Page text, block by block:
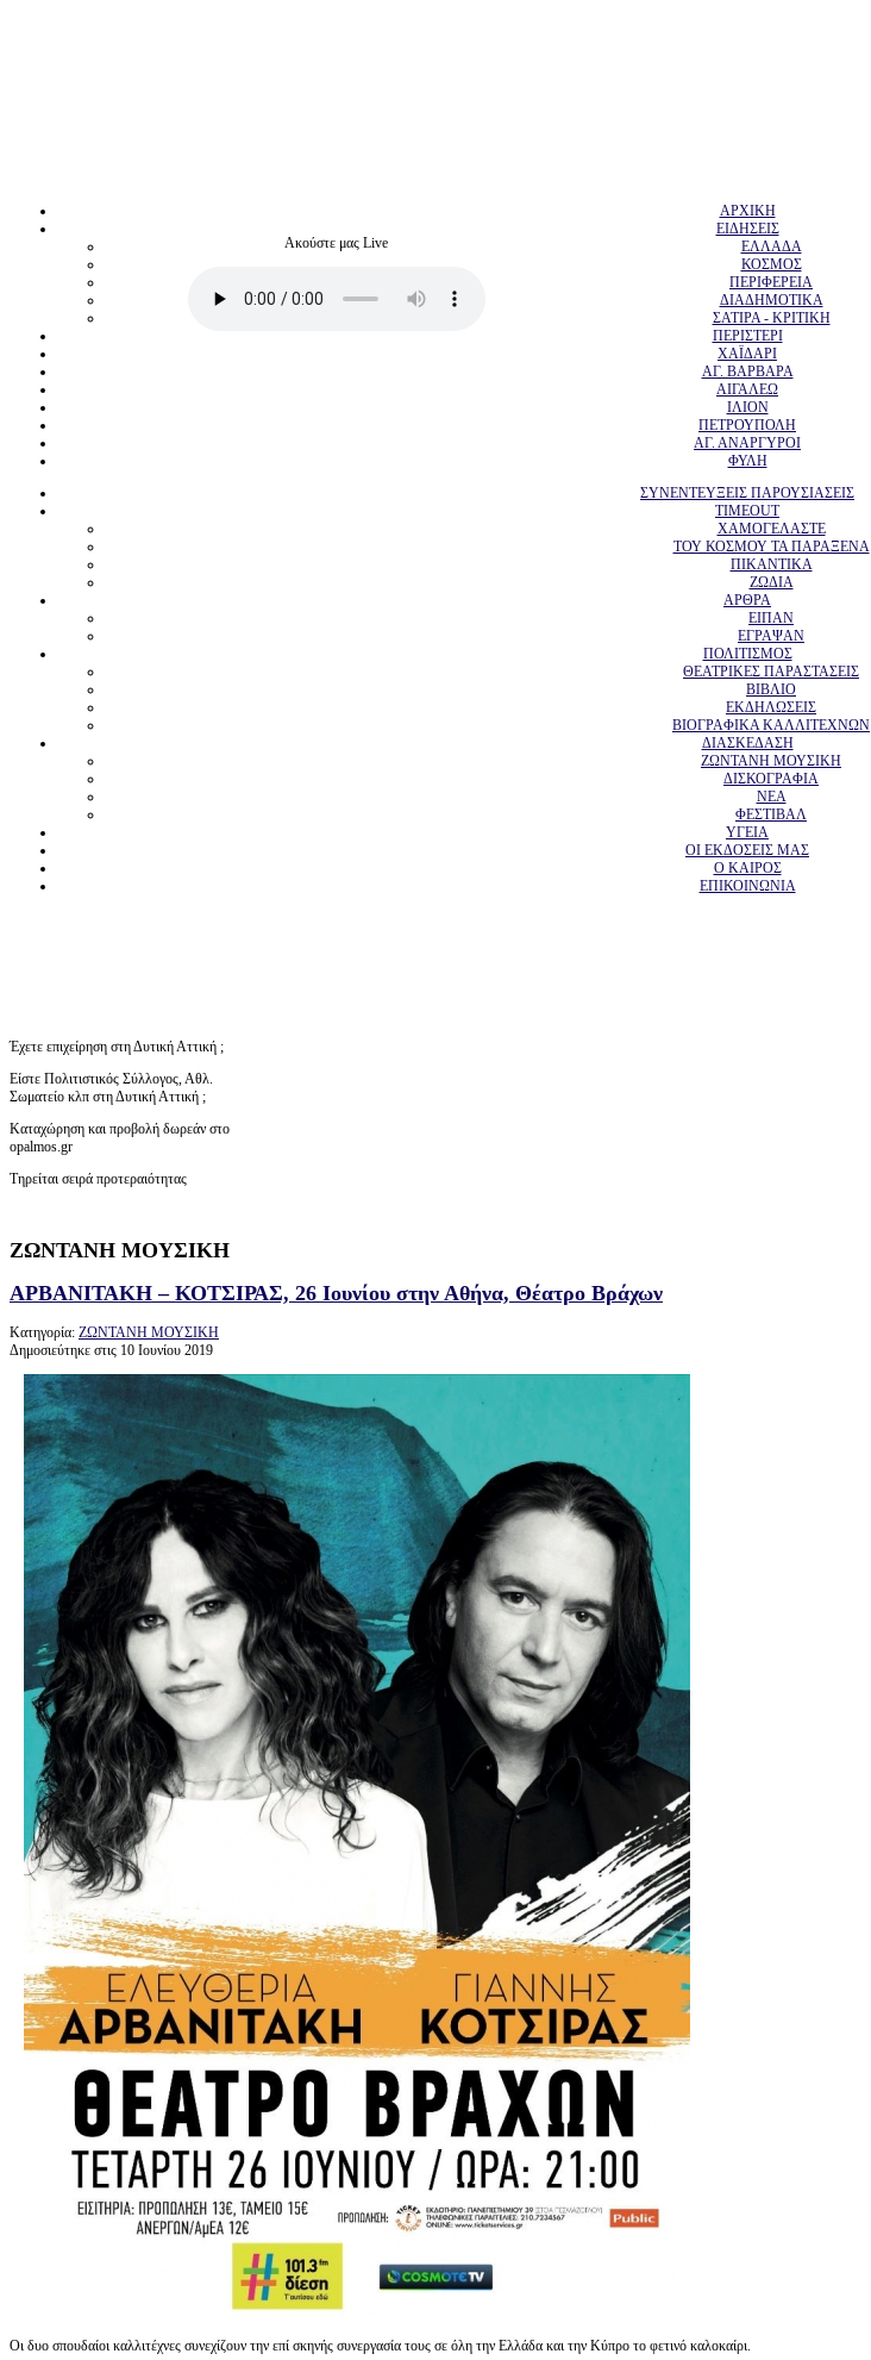
Ακούστε μας Live
ΑΡΧΙΚΗ
ΕΙΔΗΣΕΙΣ
ΕΛΛΑΔΑ
ΚΟΣΜΟΣ
ΠΕΡΙΦΕΡΕΙΑ
ΔΙΑΔΗΜΟΤΙΚΑ
ΣΑΤΙΡΑ - ΚΡΙΤΙΚΗ
ΠΕΡΙΣΤΕΡΙ
ΧΑΪΔΑΡΙ
ΑΓ. ΒΑΡΒΑΡΑ
ΑΙΓΑΛΕΩ
ΙΛΙΟΝ
ΠΕΤΡΟΥΠΟΛΗ
ΑΓ. ΑΝΑΡΓΥΡΟΙ
ΦΥΛΗ
ΣΥΝΕΝΤΕΥΞΕΙΣ ΠΑΡΟΥΣΙΑΣΕΙΣ
TIMEOUT
ΧΑΜΟΓΕΛΑΣΤΕ
ΤΟΥ ΚΟΣΜΟΥ ΤΑ ΠΑΡΑΞΕΝΑ
ΠΙΚΑΝΤΙΚΑ
ΖΩΔΙΑ
ΑΡΘΡΑ
ΕΙΠΑΝ
ΕΓΡΑΨΑΝ
ΠΟΛΙΤΙΣΜΟΣ
ΘΕΑΤΡΙΚΕΣ ΠΑΡΑΣΤΑΣΕΙΣ
ΒΙΒΛΙΟ
ΕΚΔΗΛΩΣΕΙΣ
ΒΙΟΓΡΑΦΙΚΑ ΚΑΛΛΙΤΕΧΝΩΝ
ΔΙΑΣΚΕΔΑΣΗ
ΖΩΝΤΑΝΗ ΜΟΥΣΙΚΗ
ΔΙΣΚΟΓΡΑΦΙΑ
ΝΕΑ
ΦΕΣΤΙΒΑΛ
ΥΓΕΙΑ
ΟΙ ΕΚΔΟΣΕΙΣ ΜΑΣ
Ο ΚΑΙΡΟΣ
ΕΠΙΚΟΙΝΩΝΙΑ
Έχετε επιχείρηση στη Δυτική Αττική ;
Είστε Πολιτιστικός Σύλλογος, Αθλ.
Σωματείο κλπ στη Δυτική Αττική ;
Καταχώρηση και προβολή δωρεάν στο
opalmos.gr
Τηρείται σειρά προτεραιότητας
ΖΩΝΤΑΝΗ ΜΟΥΣΙΚΗ
ΑΡΒΑΝΙΤΑΚΗ – ΚΟΤΣΙΡΑΣ, 26 Ιουνίου στην Αθήνα, Θέατρο Βράχων
Κατηγορία: ΖΩΝΤΑΝΗ ΜΟΥΣΙΚΗ
Δημοσιεύτηκε στις 10 Ιουνίου 2019
Οι δυο σπουδαίοι καλλιτέχνες συνεχίζουν την επί σκηνής συνεργασία τους σε όλη την Ελλάδα και την Κύπρο το φετινό καλοκαίρι.